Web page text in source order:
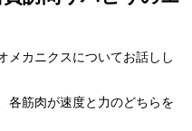
メカニクスについてお話しし
各筋肉が速度と力のどちらを